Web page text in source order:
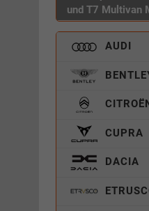
und T7 Multivan
AUDI
CUPRA
DACIA